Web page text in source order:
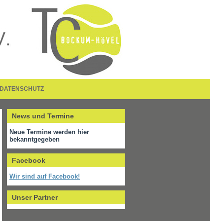
DATENSCHUTZ
News und Termine
Neue Termine werden hier
bekanntgegeben
Facebook
Wir sind auf Facebook!
Unser Partner